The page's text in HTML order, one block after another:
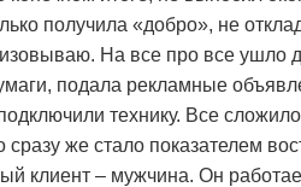
получила «добро», не
На все про все ушло
подала рекламные
технику. Все
же стало показателем
клиент – мужчина. Он